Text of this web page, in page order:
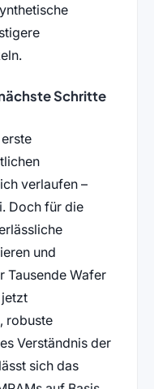
Schritte
verlaufen –
Doch für die
und
Tausende Wafer
robuste
Verständnis der
sich das